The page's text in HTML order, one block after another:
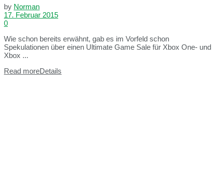
by Norman
17. Februar 2015
0
Wie schon bereits erwähnt, gab es im Vorfeld schon
Spekulationen über einen Ultimate Game Sale für Xbox One- und
Xbox ...
Read moreDetails